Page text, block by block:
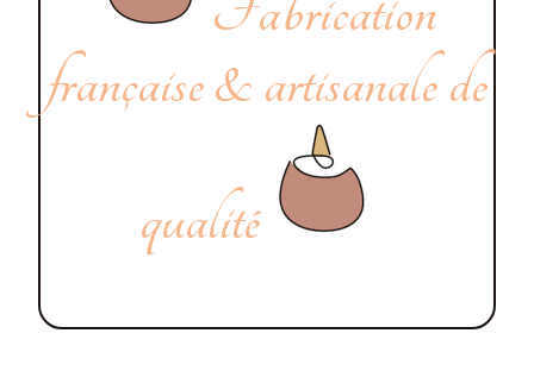
française & artisanale de
qualité